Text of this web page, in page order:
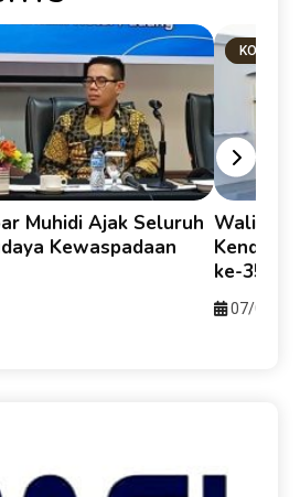
Muhidi Ajak Seluruh
Kewaspadaan
KOTA
Walikota
Kendari-
ke-357
07/08/